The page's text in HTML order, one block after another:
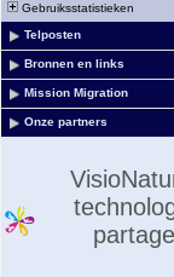
Gebruiksstatistieken
Telposten
Bronnen en links
Mission Migration
Onze partners